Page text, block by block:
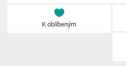
K oblíbeným